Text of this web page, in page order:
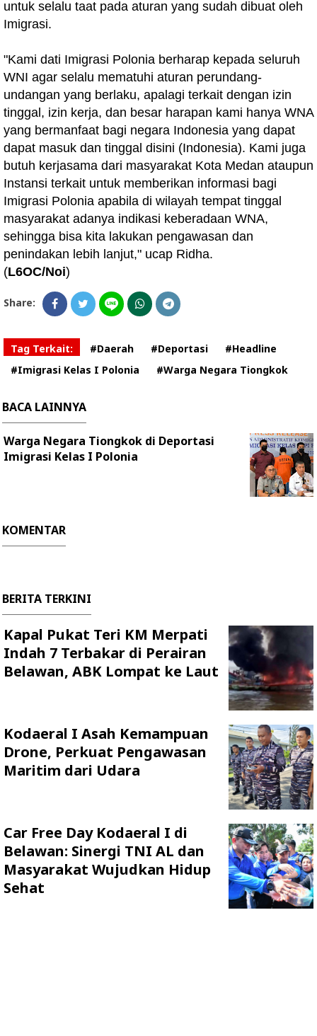
untuk selalu taat pada aturan yang sudah dibuat oleh
Imigrasi.
"Kami dati Imigrasi Polonia berharap kepada seluruh
WNI agar selalu mematuhi aturan perundang-
undangan yang berlaku, apalagi terkait dengan izin
tinggal, izin kerja, dan besar harapan kami hanya WNA
yang bermanfaat bagi negara Indonesia yang dapat
dapat masuk dan tinggal disini (Indonesia). Kami juga
butuh kerjasama dari masyarakat Kota Medan ataupun
Instansi terkait untuk memberikan informasi bagi
Imigrasi Polonia apabila di wilayah tempat tinggal
masyarakat adanya indikasi keberadaan WNA,
sehingga bisa kita lakukan pengawasan dan
penindakan lebih lanjut," ucap Ridha.
(L6OC/Noi)
Share:
Tag Terkait: #Daerah #Deportasi
#Headline
#Imigrasi Kelas I Polonia
#Warga Negara Tiongkok
BACA LAINNYA
Warga Negara Tiongkok di Deportasi
Imigrasi Kelas I Polonia
KOMENTAR
BERITA TERKINI
Kapal Pukat Teri KM Merpati
Indah 7 Terbakar di Perairan
Belawan, ABK Lompat ke Laut
Kodaeral I Asah Kemampuan
Drone, Perkuat Pengawasan
Maritim dari Udara
Car Free Day Kodaeral I di
Belawan: Sinergi TNI AL dan
Masyarakat Wujudkan Hidup
Sehat